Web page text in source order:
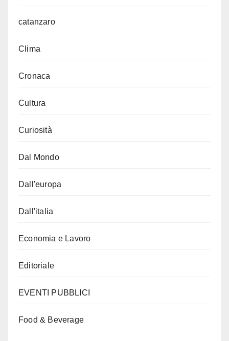
catanzaro
Clima
Cronaca
Cultura
Curiosità
Dal Mondo
Dall'europa
Dall'italia
Economia e Lavoro
Editoriale
EVENTI PUBBLICI
Food & Beverage